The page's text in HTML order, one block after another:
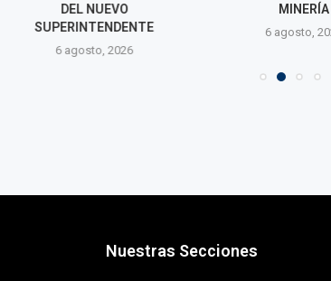
DEL NUEVO
SUPERINTENDENTE
6 agosto, 2026
MINERÍA
6 agosto, 2026
Nuestras Secciones